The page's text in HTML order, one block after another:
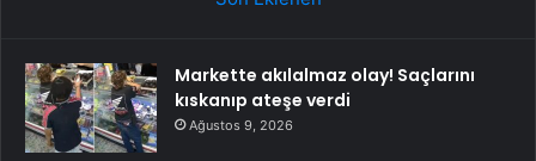
Markette akılalmaz olay! Saçlarını
kıskanıp ateşe verdi
Ağustos 9, 2026